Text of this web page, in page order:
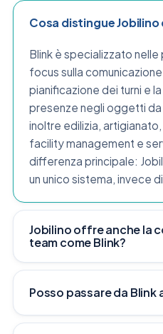
Cosa distingue Jobilino
Blink è specializzato nelle
focus sulla
pianificazione dei turni e
presenze negli oggetti
inoltre edilizia,
facility management e
differenza principale:
un unico sistema, invece
Jobilino offre anche la
team come Blink?
Posso passare da Blink